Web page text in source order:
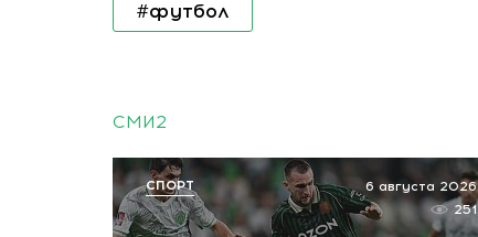
#футбол
СМИ2
6 августа 2026
251
СПОРТ